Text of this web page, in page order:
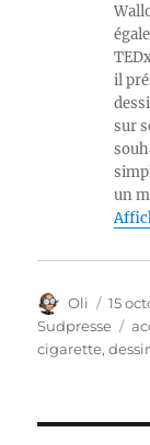
il
sur
un
Auteur
Oli
le
15
Sudpresse
cigarette,